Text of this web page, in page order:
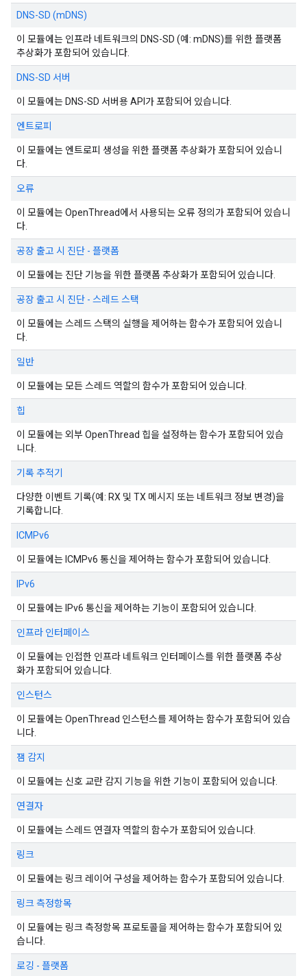
DNS-SD (mDNS)
이 모듈에는 인프라 네트워크의 DNS-SD (예: mDNS)를 위한 플랫폼
추상화가 포함되어 있습니다.
DNS-SD 서버
이 모듈에는 DNS-SD 서버용 API가 포함되어 있습니다.
엔트로피
이 모듈에는 엔트로피 생성을 위한 플랫폼 추상화가 포함되어 있습니
다.
오류
이 모듈에는 OpenThread에서 사용되는 오류 정의가 포함되어 있습니
다.
공장 출고 시 진단 - 플랫폼
이 모듈에는 진단 기능을 위한 플랫폼 추상화가 포함되어 있습니다.
공장 출고 시 진단 - 스레드 스택
이 모듈에는 스레드 스택의 실행을 제어하는 함수가 포함되어 있습니
다.
일반
이 모듈에는 모든 스레드 역할의 함수가 포함되어 있습니다.
힙
이 모듈에는 외부 OpenThread 힙을 설정하는 함수가 포함되어 있습
니다.
기록 추적기
다양한 이벤트 기록(예: RX 및 TX 메시지 또는 네트워크 정보 변경)을
기록합니다.
ICMPv6
이 모듈에는 ICMPv6 통신을 제어하는 함수가 포함되어 있습니다.
IPv6
이 모듈에는 IPv6 통신을 제어하는 기능이 포함되어 있습니다.
인프라 인터페이스
이 모듈에는 인접한 인프라 네트워크 인터페이스를 위한 플랫폼 추상
화가 포함되어 있습니다.
인스턴스
이 모듈에는 OpenThread 인스턴스를 제어하는 함수가 포함되어 있습
니다.
잼 감지
이 모듈에는 신호 교란 감지 기능을 위한 기능이 포함되어 있습니다.
연결자
이 모듈에는 스레드 연결자 역할의 함수가 포함되어 있습니다.
링크
이 모듈에는 링크 레이어 구성을 제어하는 함수가 포함되어 있습니다.
링크 측정항목
이 모듈에는 링크 측정항목 프로토콜을 제어하는 함수가 포함되어 있
습니다.
로깅 - 플랫폼